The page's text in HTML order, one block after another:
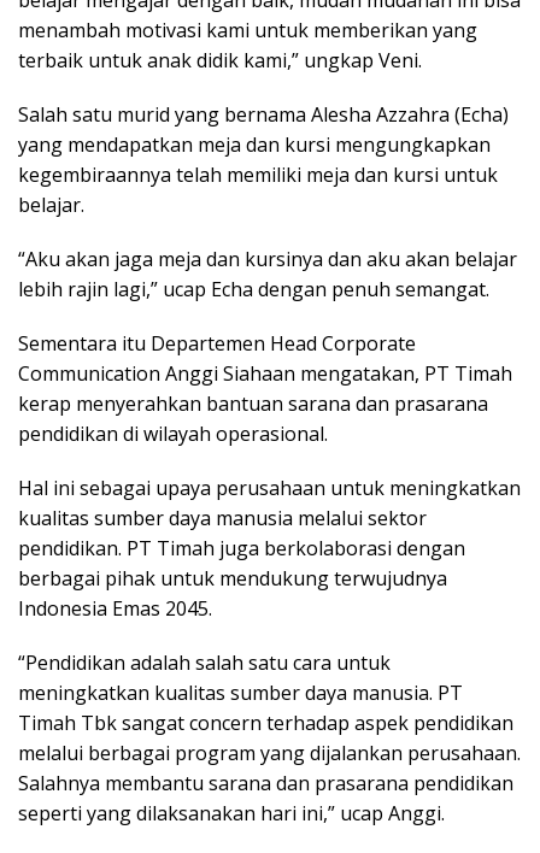
menambah motivasi kami untuk memberikan yang
terbaik untuk anak didik kami,” ungkap Veni.
Salah satu murid yang bernama Alesha Azzahra (Echa)
yang mendapatkan meja dan kursi mengungkapkan
kegembiraannya telah memiliki meja dan kursi untuk
belajar.
“Aku akan jaga meja dan kursinya dan aku akan belajar
lebih rajin lagi,” ucap Echa dengan penuh semangat.
Sementara itu Departemen Head Corporate
Communication Anggi Siahaan mengatakan, PT Timah
kerap menyerahkan bantuan sarana dan prasarana
pendidikan di wilayah operasional.
Hal ini sebagai upaya perusahaan untuk meningkatkan
kualitas sumber daya manusia melalui sektor
pendidikan. PT Timah juga berkolaborasi dengan
berbagai pihak untuk mendukung terwujudnya
Indonesia Emas 2045.
“Pendidikan adalah salah satu cara untuk
meningkatkan kualitas sumber daya manusia. PT
Timah Tbk sangat concern terhadap aspek pendidikan
melalui berbagai program yang dijalankan perusahaan.
Salahnya membantu sarana dan prasarana pendidikan
seperti yang dilaksanakan hari ini,” ucap Anggi.